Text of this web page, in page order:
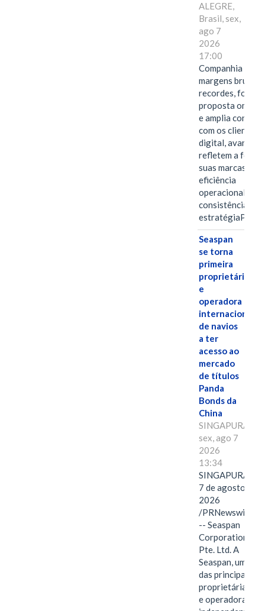
ALEGRE,
Brasil, sex,
ago 7
2026
17:00
Companhia
margens brutas
recordes,
proposta
e amplia
com os clientes
digital, avanços
refletem a força
suas marcas, a
eficiência
operacional e a
consistência de
Seaspan
se torna
primeira
proprietária
e
operadora
internacional
de navios
a ter
acesso ao
mercado
de títulos
Panda
Bonds da
China
SINGAPURA,
sex, ago 7
2026
13:34
SINGAPURA,
7 de agosto de
2026
/PRNewswire/
-- Seaspan
Corporation
Pte. Ltd. A
Seaspan, uma
das principais
proprietárias
e operadoras